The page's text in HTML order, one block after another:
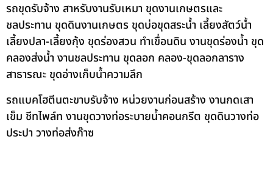
รถขุดรับจ้าง สาหรับงานรับเหมา ขุดงานเกษตรและ
ชลประทาน ขุดดินงานเกษตร ขุดบ่อขุดสระน้ำ เลี้ยงสัตว์น้ำ
เลี้ยงปลา-เลี้ยงกุ้ง ขุดร่องสวน ทำเขื่อนดิน งานขุดร่องน้ำ ขุด
คลองส่งน้ำ งานชลประทาน ขุดลอก คลอง-ขุดลอกลาราง
สาธารณะ ขุดอ่างเก็บน้ำความลึก
รถแบคโฮตีนตะขาบรับจ้าง หน่วยงานก่อนสร้าง งานกดเสา
เข็ม ชีทไพล์ท งานขุดวางท่อระบายน้ำคอนกรีต ขุดดินวางท่อ
ประปา วางท่อส่งก๊าซ